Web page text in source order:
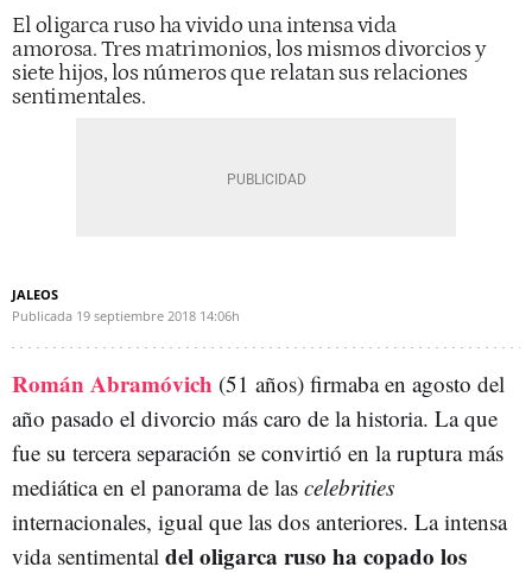
El oligarca ruso ha vivido una intensa vida
amorosa. Tres matrimonios, los mismos divorcios y
siete hijos, los números que relatan sus relaciones
sentimentales.
JALEOS
Publicada 19 septiembre 2018 14:06h
Román Abramóvich (51 años) firmaba en agosto del
año pasado el divorcio más caro de la historia. La que
fue su tercera separación se convirtió en la ruptura más
mediática en el panorama de las celebrities
internacionales, igual que las dos anteriores. La intensa
vida sentimental del oligarca ruso ha copado los